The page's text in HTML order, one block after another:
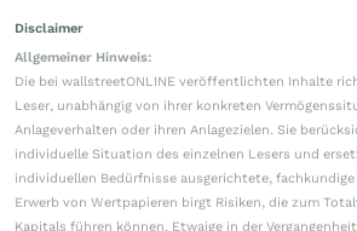
Disclaimer
Allgemeiner Hinweis:
Die bei wallstreetONLINE veröffentlichten Inhalte
Leser, unabhängig von ihrer konkreten
Anlageverhalten oder ihren Anlagezielen. Sie
individuelle Situation des einzelnen Lesers und
individuellen Bedürfnisse ausgerichtete, fachkundige
Erwerb von Wertpapieren birgt Risiken, die zum
Kapitals führen können. Etwaige in der